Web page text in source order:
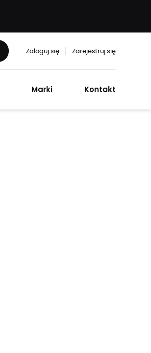
Zaloguj się Zarejestruj się
Marki Kontakt